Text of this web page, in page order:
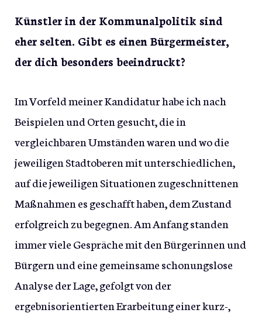
Künstler in der Kommunalpolitik sind
eher selten. Gibt es einen Bürgermeister,
der dich besonders beeindruckt?
Im Vorfeld meiner Kandidatur habe ich nach
Beispielen und Orten gesucht, die in
vergleichbaren Umständen waren und wo die
jeweiligen Stadtoberen mit unterschiedlichen,
auf die jeweiligen Situationen zugeschnittenen
Maßnahmen es geschafft haben, dem Zustand
erfolgreich zu begegnen. Am Anfang standen
immer viele Gespräche mit den Bürgerinnen und
Bürgern und eine gemeinsame schonungslose
Analyse der Lage, gefolgt von der
ergebnisorientierten Erarbeitung einer kurz-,